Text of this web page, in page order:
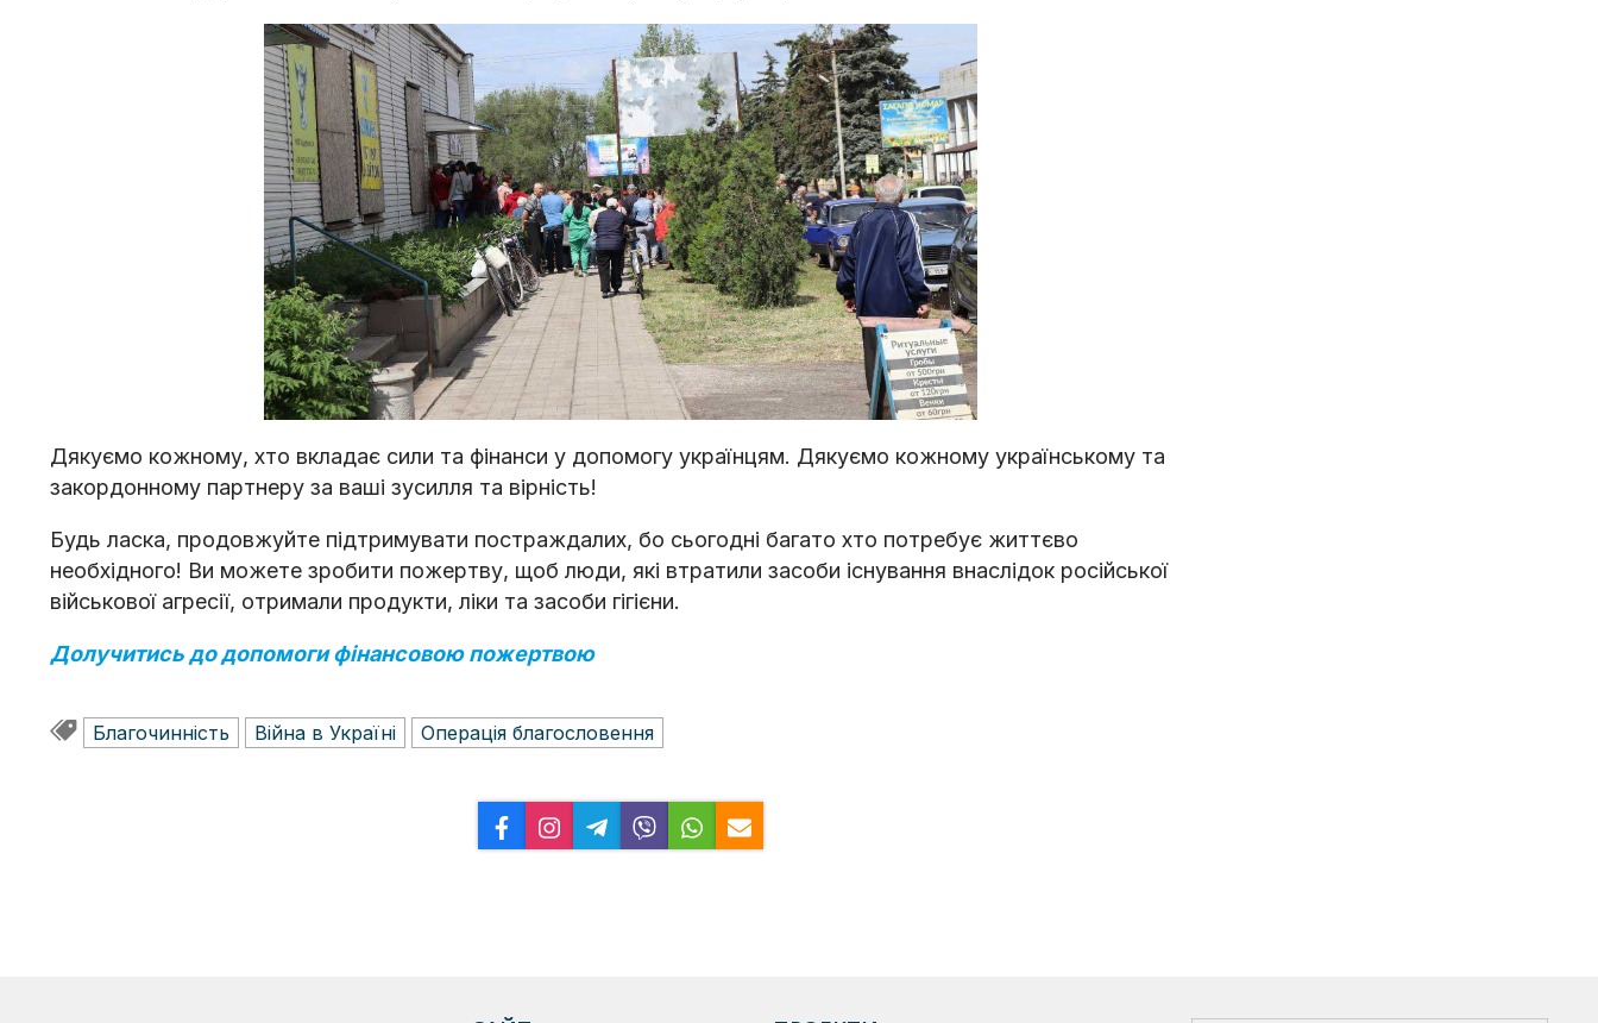
Дякуємо кожному, хто вкладає сили та фінанси у допомогу українцям. Дякуємо кожному українському та
закордонному партнеру за ваші зусилля та вірність!
Будь ласка, продовжуйте підтримувати постраждалих, бо сьогодні багато хто потребує життєво
необхідного! Ви можете зробити пожертву, щоб люди, які втратили засоби існування внаслідок російської
військової агресії, отримали продукти, ліки та засоби гігієни.
Долучитись до допомоги фінансовою пожертвою
Благочинність Війна в Україні Операція благословeння